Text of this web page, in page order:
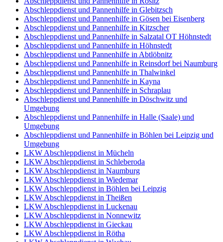
Abschleppdienst und Pannenhilfe in Glebitzsch
Abschleppdienst und Pannenhilfe in Gösen bei Eisenberg
Abschleppdienst und Pannenhilfe in Kitzscher
Abschleppdienst und Pannenhilfe in Salzatal OT Höhnstedt
Abschleppdienst und Pannenhilfe in Höhnstedt
Abschleppdienst und Pannenhilfe in Abtlöbnitz
Abschleppdienst und Pannenhilfe in Reinsdorf bei Naumburg
Abschleppdienst und Pannenhilfe in Thalwinkel
Abschleppdienst und Pannenhilfe in Kayna
Abschleppdienst und Pannenhilfe in Schraplau
Abschleppdienst und Pannenhilfe in Döschwitz und
Umgebung
Abschleppdienst und Pannenhilfe in Halle (Saale) und
Umgebung
Abschleppdienst und Pannenhilfe in Böhlen bei Leipzig und
Umgebung
LKW Abschleppdienst in Mücheln
LKW Abschleppdienst in Schleberoda
LKW Abschleppdienst in Naumburg
LKW Abschleppdienst in Wiedemar
LKW Abschleppdienst in Böhlen bei Leipzig
LKW Abschleppdienst in Theißen
LKW Abschleppdienst in Luckenau
LKW Abschleppdienst in Nonnewitz
LKW Abschleppdienst in Gieckau
LKW Abschleppdienst in Rötha